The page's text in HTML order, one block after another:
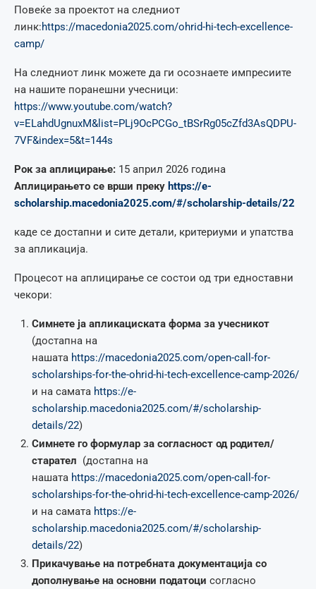
Повеќе за проектот на следниот
линк:https://macedonia2025.com/ohrid-hi-tech-excellence-
camp/
На следниот линк можете да ги осознаете импресиите
на нашите поранешни учесници:
https://www.youtube.com/watch?
v=ELahdUgnuxM&list=PLj9OcPCGo_tBSrRg05cZfd3AsQDPU-
7VF&index=5&t=144s
Рок за аплицирање: 15 април 2026 година
Аплицирањето се врши преку https://e-
scholarship.macedonia2025.com/#/scholarship-details/22
каде се достапни и сите детали, критериуми и упатства
за апликација.
Процесот на аплицирање се состои од три едноставни
чекори:
Симнете ја апликациската форма за учесникот
(достапна на
нашата https://macedonia2025.com/open-call-for-
scholarships-for-the-ohrid-hi-tech-excellence-camp-2026/
и на самата https://e-
scholarship.macedonia2025.com/#/scholarship-
details/22)
Симнете го формулар за согласност од родител/
старател (достапна на
нашата https://macedonia2025.com/open-call-for-
scholarships-for-the-ohrid-hi-tech-excellence-camp-2026/
и на самата https://e-
scholarship.macedonia2025.com/#/scholarship-
details/22)
Прикачување на потребната документација со
дополнување на основни податоци согласно